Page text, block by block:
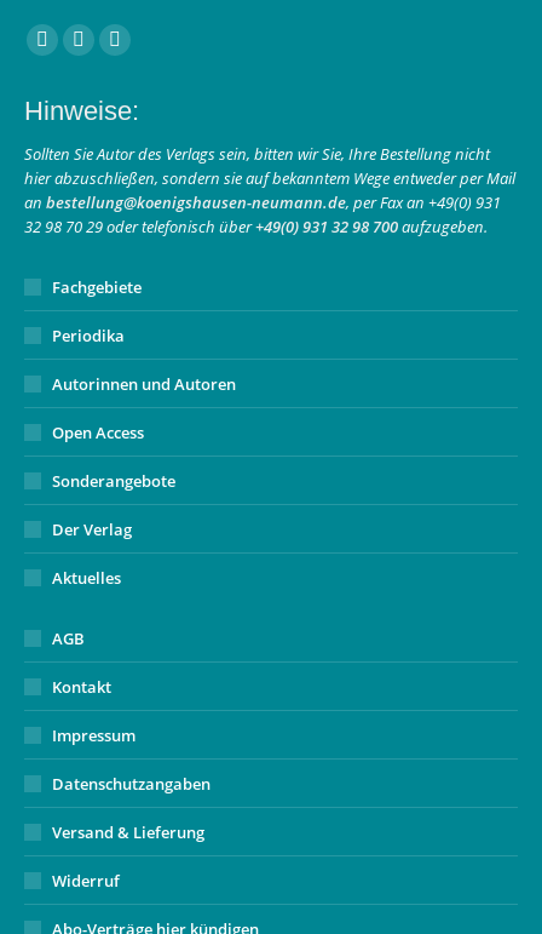
Finden Sie uns auf:
Facebook
opens
in
new
window
Instagram
opens
in
new
window
E-
page
opens
in
new
window
Hinweise:
Sollten Sie Autor des Verlags sein, bitten wir Sie, Ihre Bestellung nicht
hier abzuschließen, sondern sie auf bekanntem Wege entweder per Mail
an bestellung@koenigshausen-neumann.de, per Fax an +49(0) 931
32 98 70 29 oder telefonisch über+49(0) 931 32 98 700aufzugeben.
Fachgebiete
Periodika
Autorinnen und Autoren
Open Access
Sonderangebote
Der Verlag
Aktuelles
AGB
Kontakt
Impressum
Datenschutzangaben
Versand & Lieferung
Widerruf
Abo-Verträge hier kündigen